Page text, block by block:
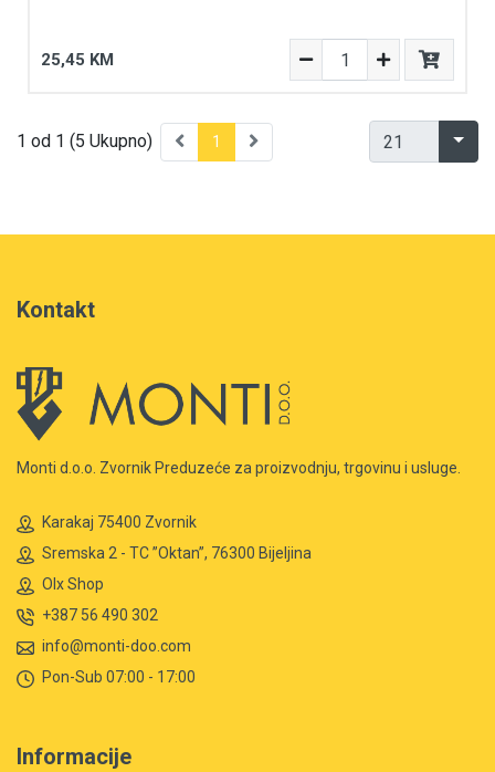
25,45 KM
1 od 1 (5 Ukupno) 1
Kontakt
Monti d.o.o. Zvornik Preduzeće za proizvodnju, trgovinu i usluge.
Karakaj 75400 Zvornik
Sremska 2 - TC ”Oktan”, 76300 Bijeljina
Olx Shop
+387 56 490 302
info@monti-doo.com
Pon-Sub 07:00 - 17:00
Informacije